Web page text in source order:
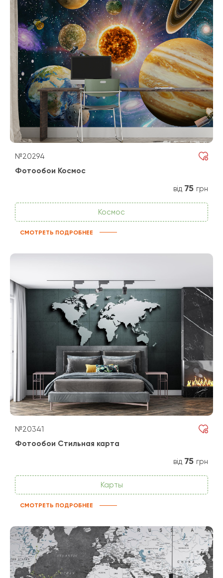
№20294
Фотообои Космос
від 75 грн
Космос
СМОТРЕТЬ ПОДРОБНЕЕ
№20341
Фотообои Стильная карта
від 75 грн
Карты
СМОТРЕТЬ ПОДРОБНЕЕ